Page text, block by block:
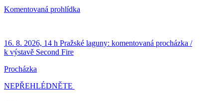
Komentovaná prohlídka
16. 8. 2026, 14 h Pražské laguny: komentovaná procházka /
k výstavě Second Fire
Procházka
NEPŘEHLÉDNĚTE